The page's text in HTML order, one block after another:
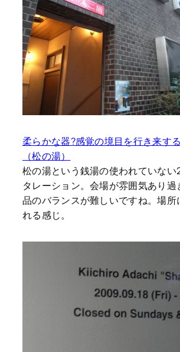
柔らかな器?感覚の境目を行き来す
（松の湯）
松の湯という銭湯の使われていない
タレーション。会場が雰囲気あり過
品のバランスが難しいですね。場所
れる感じ。